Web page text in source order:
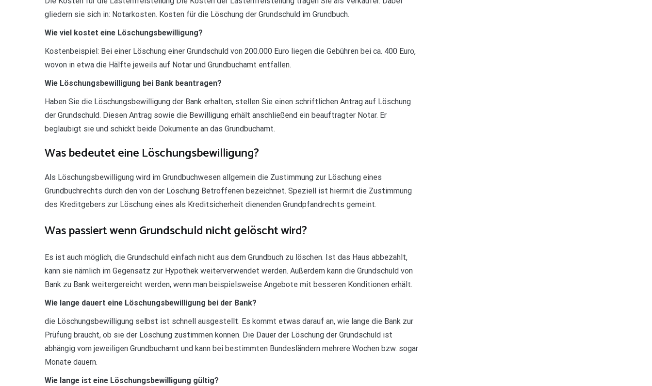
gliedern sie sich in: Notarkosten. Kosten für die Löschung der Grundschuld im Grundbuch.
Wie viel kostet eine Löschungsbewilligung?
Kostenbeispiel: Bei einer Löschung einer Grundschuld von 200.000 Euro liegen die Gebühren bei ca. 400 Euro,
wovon in etwa die Hälfte jeweils auf Notar und Grundbuchamt entfallen.
Wie Löschungsbewilligung bei Bank beantragen?
Haben Sie die Löschungsbewilligung der Bank erhalten, stellen Sie einen schriftlichen Antrag auf Löschung
der Grundschuld. Diesen Antrag sowie die Bewilligung erhält anschließend ein beauftragter Notar. Er
beglaubigt sie und schickt beide Dokumente an das Grundbuchamt.
Was bedeutet eine Löschungsbewilligung?
Als Löschungsbewilligung wird im Grundbuchwesen allgemein die Zustimmung zur Löschung eines
Grundbuchrechts durch den von der Löschung Betroffenen bezeichnet. Speziell ist hiermit die Zustimmung
des Kreditgebers zur Löschung eines als Kreditsicherheit dienenden Grundpfandrechts gemeint.
Was passiert wenn Grundschuld nicht gelöscht wird?
Es ist auch möglich, die Grundschuld einfach nicht aus dem Grundbuch zu löschen. Ist das Haus abbezahlt,
kann sie nämlich im Gegensatz zur Hypothek weiterverwendet werden. Außerdem kann die Grundschuld von
Bank zu Bank weitergereicht werden, wenn man beispielsweise Angebote mit besseren Konditionen erhält.
Wie lange dauert eine Löschungsbewilligung bei der Bank?
die Löschungsbewilligung selbst ist schnell ausgestellt. Es kommt etwas darauf an, wie lange die Bank zur
Prüfung braucht, ob sie der Löschung zustimmen können. Die Dauer der Löschung der Grundschuld ist
abhängig vom jeweiligen Grundbuchamt und kann bei bestimmten Bundesländern mehrere Wochen bzw. sogar
Monate dauern.
Wie lange ist eine Löschungsbewilligung gültig?